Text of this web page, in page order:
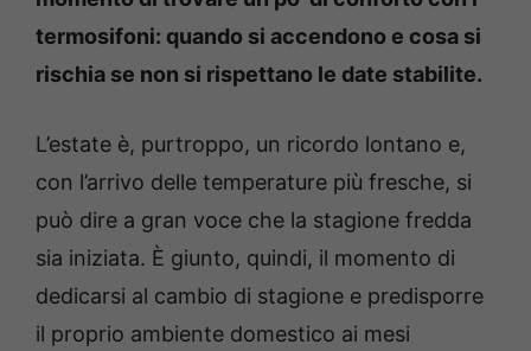
termosifoni: quando si accendono e cosa si
rischia se non si rispettano le date stabilite.
L’estate è, purtroppo, un ricordo lontano e,
con l’arrivo delle temperature più fresche, si
può dire a gran voce che la stagione fredda
sia iniziata. È giunto, quindi, il momento di
dedicarsi al cambio di stagione e predisporre
il proprio ambiente domestico ai mesi